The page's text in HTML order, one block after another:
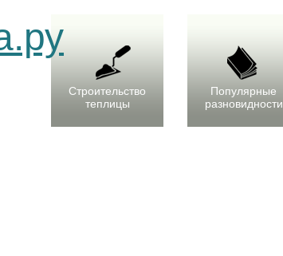
Строительство
теплицы
Популярные
разновидности